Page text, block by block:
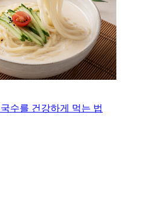
수를 건강하게 먹는 법